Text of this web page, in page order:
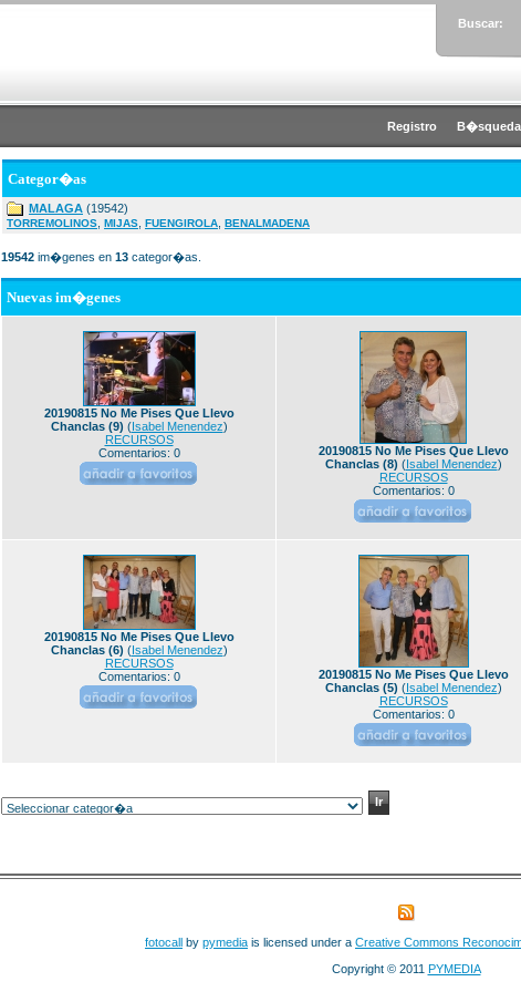
Buscar:
Registro B�squeda
Categor�as
MALAGA (19542)
TORREMOLINOS MIJAS FUENGIROLA BENALMADENA
19542 im�genes en 13 categor�as.
Nuevas im�genes
20190815 No Me Pises Que Llevo
Chanclas (9) (Isabel Menendez)
RECURSOS
Comentarios: 0
20190815 No Me Pises Que Llevo
Chanclas (8) (Isabel Menendez)
RECURSOS
Comentarios: 0
20190815 No Me Pises Que Llevo
Chanclas (6) (Isabel Menendez)
RECURSOS
Comentarios: 0
20190815 No Me Pises Que Llevo
Chanclas (5) (Isabel Menendez)
RECURSOS
Comentarios: 0
fotocall by pymedia is licensed under a Creative Commons
Copyright © 2011 PYMEDIA